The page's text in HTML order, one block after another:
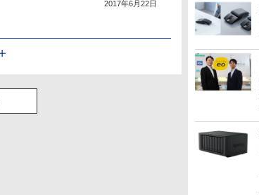
2017年6月22日